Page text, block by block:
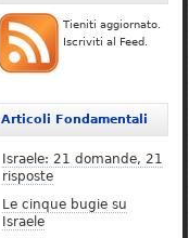
Tieniti aggiornato.
Iscriviti al Feed.
Articoli Fondamentali
Israele: 21 domande, 21
risposte
Le cinque bugie su
Israele